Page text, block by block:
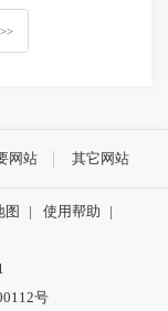
>>
网站 其它网站
图 | 使用帮助
|
号